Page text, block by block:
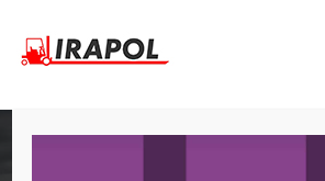
ELEKTRYCZNY WÓZEK